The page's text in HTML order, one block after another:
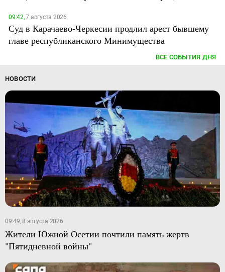
09:42,7 августа 2026
Суд в Карачаево-Черкесии продлил арест бывшему
главе республиканского Минимущества
ВСЕ СОБЫТИЯ ДНЯ
НОВОСТИ
09:49, 8 августа 2026
Жители Южной Осетии почтили память жертв
"Пятидневной войны"